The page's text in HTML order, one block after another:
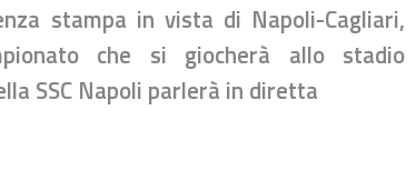
stampa in vista di Napoli-Cagliari,
che si giocherà allo stadio
SSC Napoli parlerà in diretta